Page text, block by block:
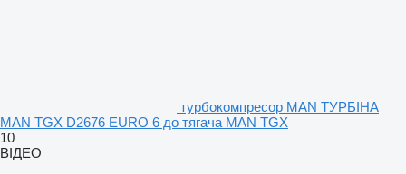
турбокомпресор MAN ТУРБІНА
MAN TGX D2676 EURO 6 до тягача MAN TGX
10
ВІДЕО